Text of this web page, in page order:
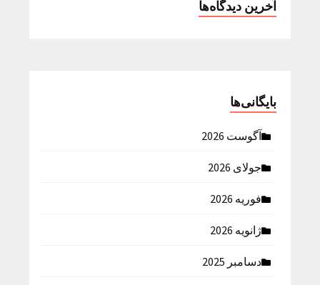
آخرین دیدگاه‌ها
بایگانی‌ها
آگوست 2026
جولای 2026
فوریه 2026
ژانویه 2026
دسامبر 2025